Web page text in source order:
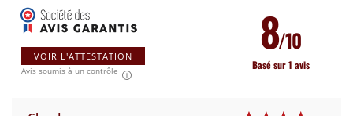
VOIR L'ATTESTATION
Avis soumis à un contrôle
8/10
Basé sur 1 avis